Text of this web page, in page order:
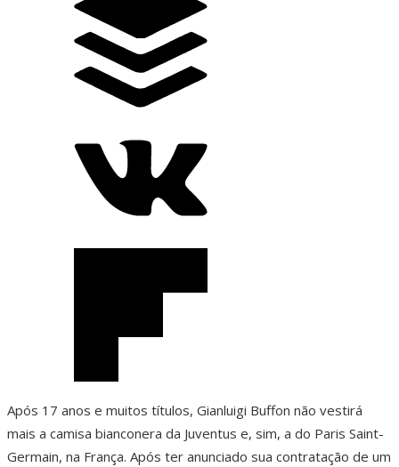
Após 17 anos e muitos títulos, Gianluigi Buffon não vestirá
mais a camisa bianconera da Juventus e, sim, a do Paris Saint-
Germain, na França. Após ter anunciado sua contratação de um